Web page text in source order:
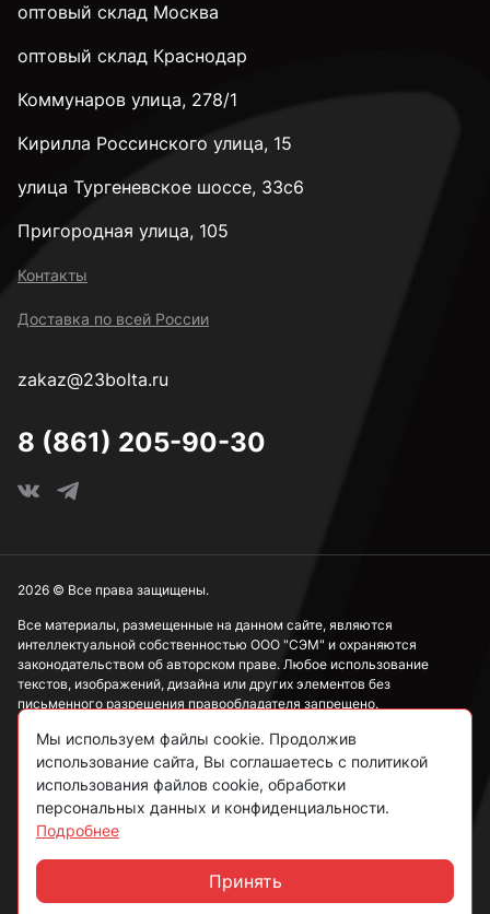
к.п. 10,9
к.п. 12,9
М3
М5
М8
оптовый склад Москва
оптовый склад Краснодар
Коммунаров улица, 278/1
Кирилла Россинского улица, 15
улица Тургеневское шоссе, 33с6
Пригородная улица, 105
Контакты
Доставка по всей России
zakaz@23bolta.ru
8 (861) 205-90-30
Все материалы, размещенные на данном сайте, являются
интеллектуальной собственностью ООО "СЭМ" и охраняются
законодательством об авторском праве. Любое использование
текстов, изображений, дизайна или других элементов без
письменного разрешения правообладателя запрещено.
Информация, представленная на сайте, носит исключительно
ознакомительный характер и не может рассматриваться как
публичная оферта в соответствии со ст. 437 ГК РФ.
Политика конфиденциальности
Согласие на обработку данных
2026 © Все права защищены.
Мы используем файлы cookie. Продолжив
использование сайта, Вы соглашаетесь с политикой
использования файлов cookie, обработки
персональных данных и конфиденциальности.
Подробнее
Принять
Чат